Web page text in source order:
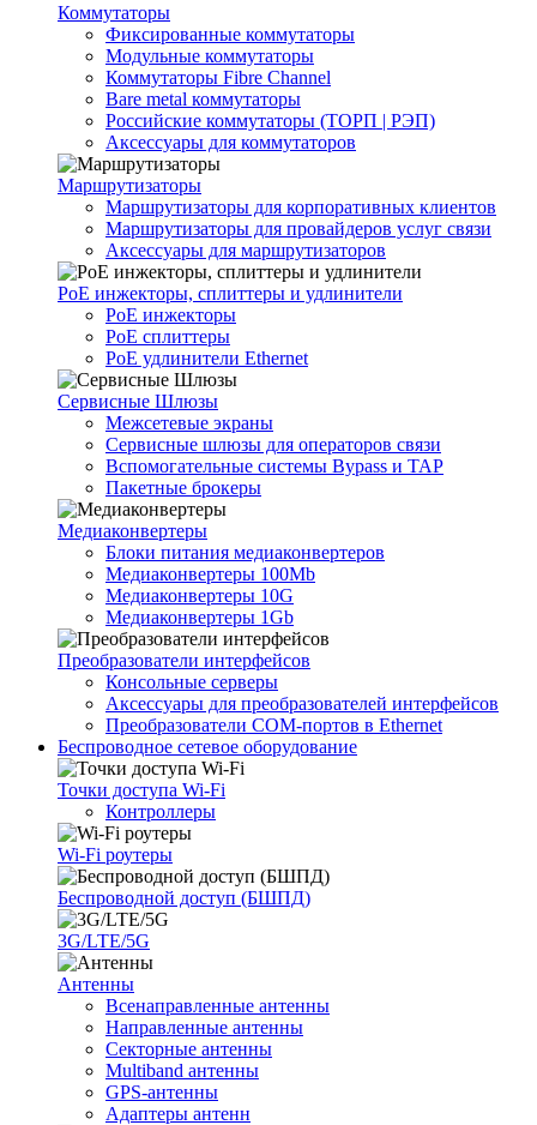
Коммутаторы
Фиксированные коммутаторы
Модульные коммутаторы
Коммутаторы Fibre Channel
Bare metal коммутаторы
Российские коммутаторы (ТОРП | РЭП)
Аксессуары для коммутаторов
Маршрутизаторы
Маршрутизаторы для корпоративных клиентов
Маршрутизаторы для провайдеров услуг связи
Аксессуары для маршрутизаторов
PoE инжекторы, сплиттеры и удлинители
PoE инжекторы
PoE сплиттеры
PoE удлинители Ethernet
Сервисные Шлюзы
Межсетевые экраны
Сервисные шлюзы для операторов связи
Вспомогательные системы Bypass и TAP
Пакетные брокеры
Медиаконвертеры
Блоки питания медиаконвертеров
Медиаконвертеры 100Mb
Медиаконвертеры 10G
Медиаконвертеры 1Gb
Преобразователи интерфейсов
Консольные серверы
Аксессуары для преобразователей интерфейсов
Преобразователи COM-портов в Ethernet
Беспроводное сетевое оборудование
Точки доступа Wi-Fi
Контроллеры
Wi-Fi роутеры
Беспроводной доступ (БШПД)
3G/LTE/5G
Антенны
Всенаправленные антенны
Направленные антенны
Секторные антенны
Multiband антенны
GPS-антенны
Адаптеры антенн